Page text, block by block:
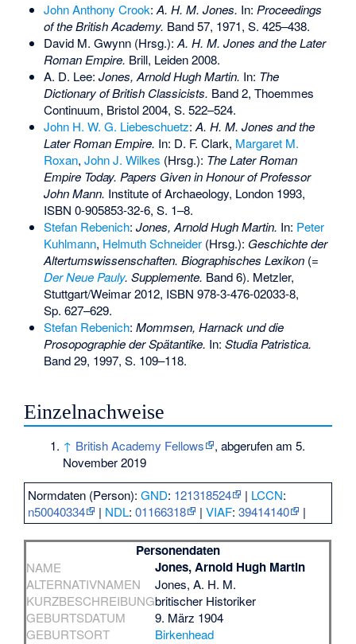
John Anthony Crook: A. H. M. Jones. In: Proceedings
of the British Academy. Band 57, 1971, S. 425–438.
David M. Gwynn (Hrsg.): A. H. M. Jones and the Later
Roman Empire. Brill, Leiden 2008.
A. D. Lee: Jones, Arnold Hugh Martin. In: The
Dictionary of British Classicists. Band 2, Thoemmes
Continuum, Bristol 2004, S. 522–524.
John H. W. G. Liebeschuetz: A. H. M. Jones and the
Later Roman Empire. In: D. F. Clark, Margaret M.
Roxan, John J. Wilkes (Hrsg.): The Later Roman
Empire Today. Papers Given in Honour of Professor
John Mann. Institute of Archaeology, London 1993,
ISBN 0-905853-32-6, S. 1–8.
Stefan Rebenich: Jones, Arnold Hugh Martin. In: Peter
Kuhlmann, Helmuth Schneider(Hrsg.): Geschichte der
Altertumswissenschaften. Biographisches Lexikon(=
Der Neue Pauly. Supplemente. Band 6). Metzler,
Stuttgart/Weimar 2012, ISBN 978-3-476-02033-8,
Sp. 627–629.
Stefan Rebenich: Mommsen, Harnack und die
Prosopographie der Spätantike. In: Studia Patristica.
Band 29, 1997, S. 109–118.
Einzelnachweise
↑ British Academy Fellows
, abgerufen am 5.
November 2019
Normdaten (Person):GND: 121318524 | LCCN:
n50040334
| NDL:01166318 |VIAF:39414140 |
Personendaten
NAME Jones, Arnold Hugh Martin
ALTERNATIVNAMEN
Jones, A. H. M.
KURZBESCHREIBUNGbritischer Historiker
GEBURTSDATUM
9. März 1904
GEBURTSORT
Birkenhead